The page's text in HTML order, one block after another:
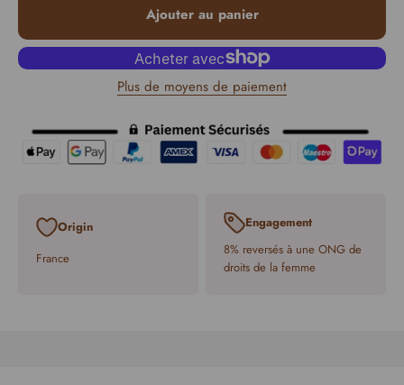
Ajouter au panier
Plus de moyens de paiement
Origin
France
Engagement
8% reversés à une ONG de
droits de la femme